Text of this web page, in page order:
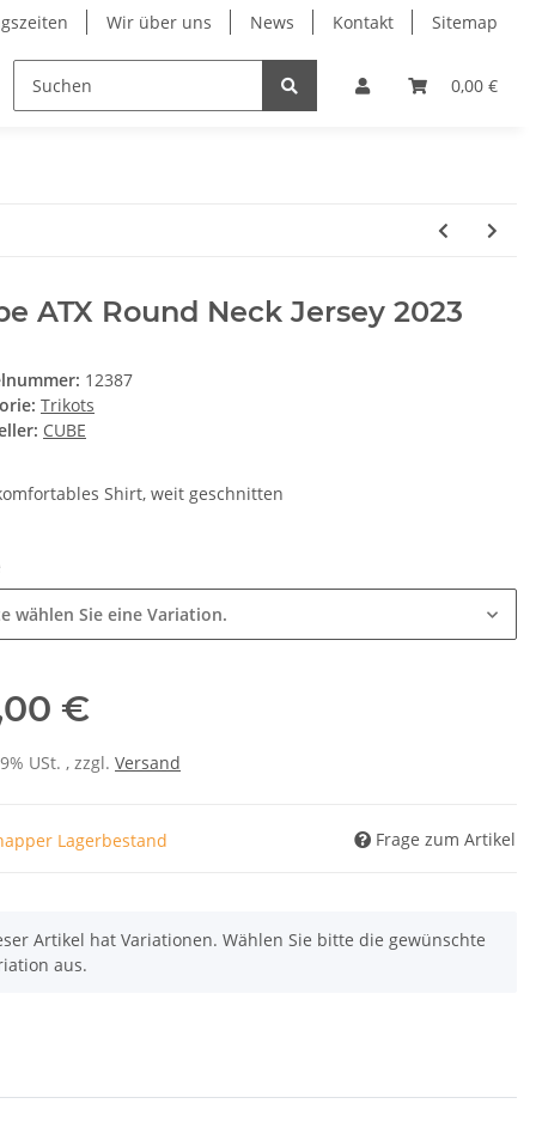
Wir über uns News Kontakt Sitemap
0,00 €
Wilier Wintersport
ATX Round Neck Jersey 2023
12387
Trikots
CUBE
Shirt, weit geschnitten
wählen Sie eine Variation.
€
USt. , zzgl. Versand
Lagerbestand Frage zum Artikel
Artikel hat Variationen. Wählen Sie bitte die gewünschte
aus.